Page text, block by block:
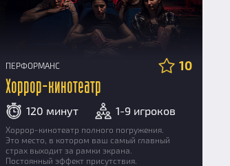
ПЕРФОРМАНС 10
Хоррор-кинотеатр
120 минут 1-9 игроков
Хоррор-кинотеатр полного погружения.
Это место, в котором ваш самый главный
страх выходит за рамки экрана.
Постоянный эффект присутствия.